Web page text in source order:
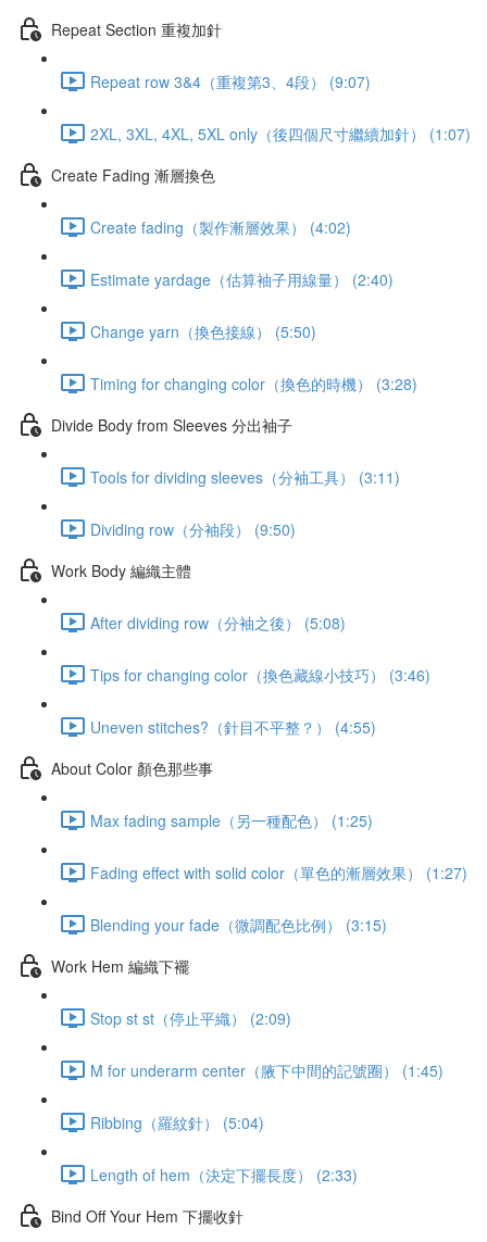
Repeat Section 重複加針
Repeat row 3&4（重複第3、4段） (9:07)
2XL, 3XL, 4XL, 5XL only（後四個尺寸繼續加針） (1:07)
Create Fading 漸層換色
Create fading（製作漸層效果） (4:02)
Estimate yardage（估算袖子用線量） (2:40)
Change yarn（換色接線） (5:50)
Timing for changing color（換色的時機） (3:28)
Divide Body from Sleeves 分出袖子
Tools for dividing sleeves（分袖工具） (3:11)
Dividing row（分袖段） (9:50)
Work Body 編織主體
After dividing row（分袖之後） (5:08)
Tips for changing color（換色藏線小技巧） (3:46)
Uneven stitches?（針目不平整？） (4:55)
About Color 顏色那些事
Max fading sample（另一種配色） (1:25)
Fading effect with solid color（單色的漸層效果） (1:27)
Blending your fade（微調配色比例） (3:15)
Work Hem 編織下襬
Stop st st（停止平織） (2:09)
M for underarm center（腋下中間的記號圈） (1:45)
Ribbing（羅紋針） (5:04)
Length of hem（決定下擺長度） (2:33)
Bind Off Your Hem 下擺收針